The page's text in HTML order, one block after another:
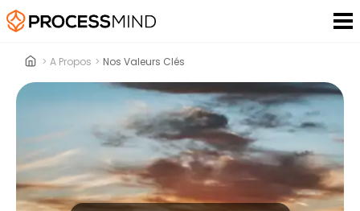
> A Propos > Nos Valeurs Clés